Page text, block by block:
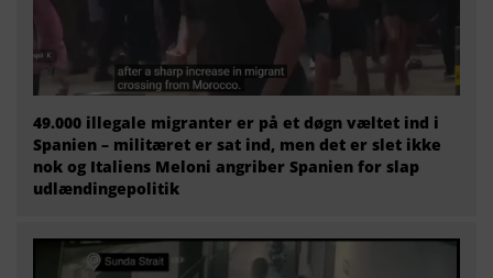
49.000 illegale migranter er på et døgn væltet ind i
Spanien – militæret er sat ind, men det er slet ikke
nok og Italiens Meloni angriber Spanien for slap
udlændingepolitik